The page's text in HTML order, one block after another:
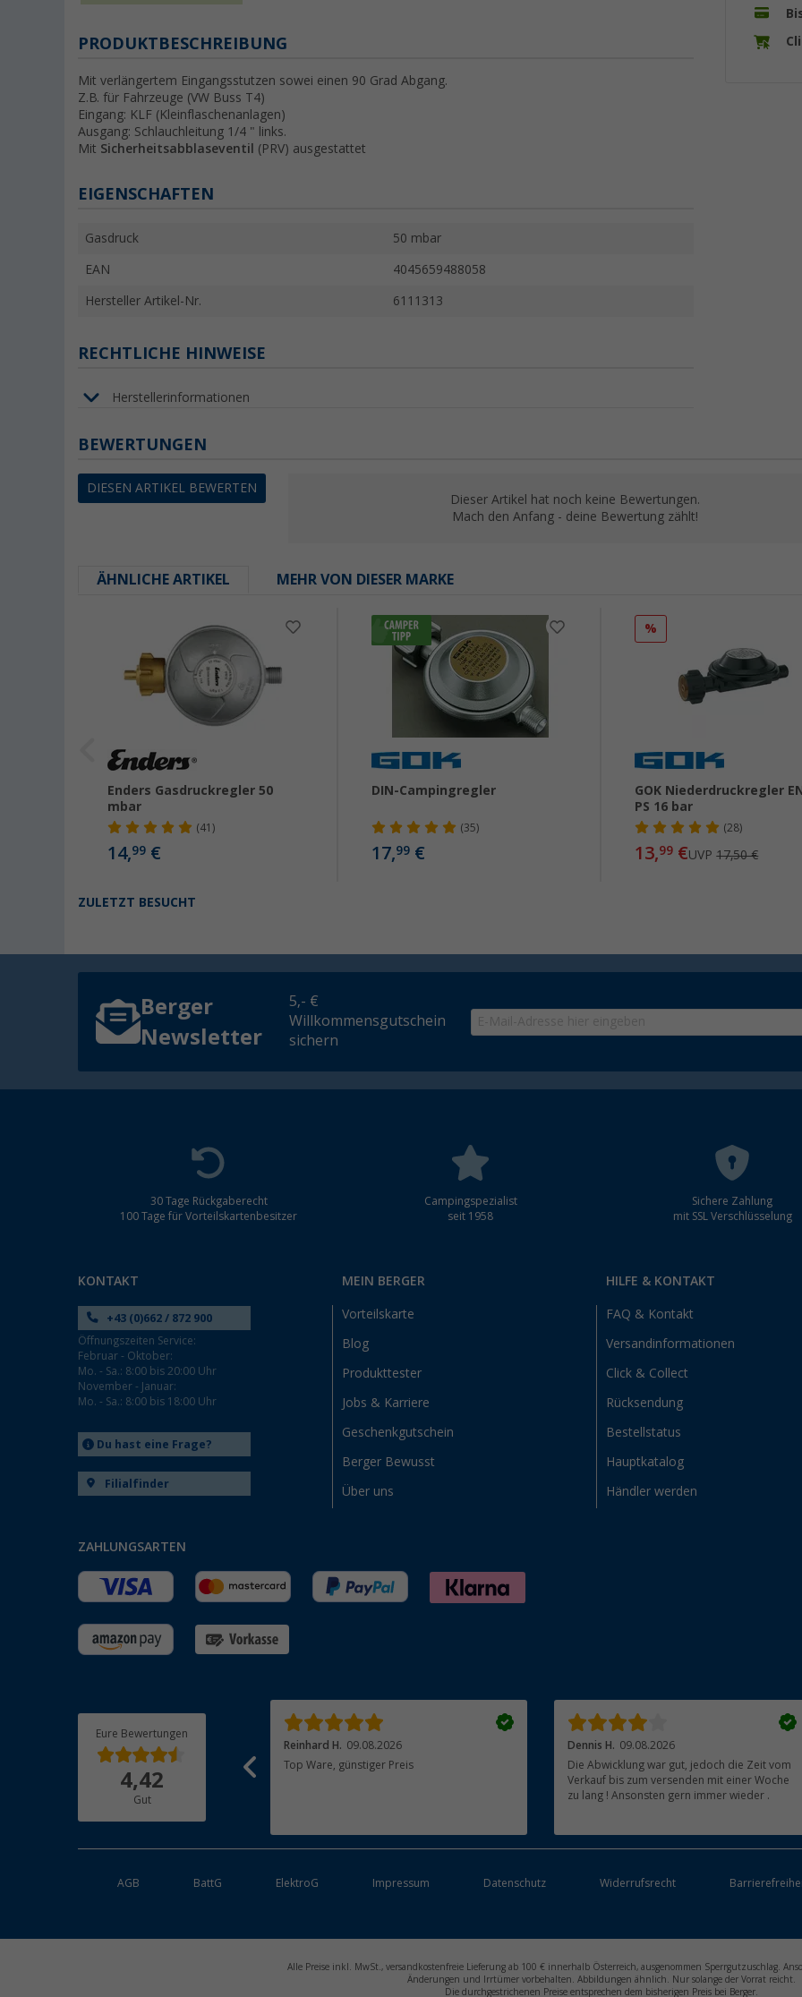
PRODUKTBESCHREIBUNG
Mit verlängertem Eingangsstutzen sowei einen 90 Grad Abgang.
Z.B. für Fahrzeuge (VW Buss T4)
Eingang: KLF (Kleinflaschenanlagen)
Ausgang: Schlauchleitung 1/4 " links.
Mit Sicherheitsabblaseventil (PRV) ausgestattet
EIGENSCHAFTEN
Gasdruck 50 mbar
EAN 4045659488058
Hersteller Artikel-Nr. 6111313
RECHTLICHE HINWEISE
Herstellerinformationen
BEWERTUNGEN
DIESEN ARTIKEL BEWERTEN
Dieser Artikel hat noch keine Bewertungen.
Mach den Anfang - deine Bewertung zählt!
ÄHNLICHE ARTIKEL MEHR VON DIESER MARKE
Enders Gasdruckregler 50
mbar
(41)
14,99 €
DIN-Campingregler
(35)
17,99€
%
GOK Niederdruckregler
PS 16 bar
(28)
13,99 €UVP17,50 €
ZULETZT BESUCHT
Berger
Newsletter
5,- €
Willkommensgutschein
sichern
30 Tage Rückgaberecht
100 Tage für Vorteilskartenbesitzer
Campingspezialist
seit 1958
Sichere Zahlung
mit SSL Verschlüsselung
KONTAKT
+43 (0)662 / 872 900
Öffnungszeiten Service:
Februar - Oktober:
Mo. - Sa.: 8:00 bis 20:00 Uhr
November - Januar:
Mo. - Sa.: 8:00 bis 18:00 Uhr
Du hast eine Frage?
Filialfinder
MEIN BERGER
Vorteilskarte
Blog
Produkttester
Jobs & Karriere
Geschenkgutschein
Berger Bewusst
Über uns
HILFE & KONTAKT
FAQ & Kontakt
Versandinformationen
Click & Collect
Rücksendung
Bestellstatus
Hauptkatalog
Händler werden
ZAHLUNGSARTEN
Eure Bewertungen
4,42
Gut
Ich habe alles zufriedenstellend bekommen,
habe es aber noch nicht aufgebaut und
probiert, weil ich erst morgen in den Urlaub
Reinhard H. 09.08.2026
Top Ware, günstiger Preis
Dennis H. 09.08.2026
Die Abwicklung war gut, jedoch die Zeit vom
Verkauf bis zum versenden mit einer Woche
zu lang ! Ansonsten gern immer wieder .
AGB BattG ElektroG Impressum Datenschutz Widerrufsrecht
Alle Preise inkl. MwSt., versandkostenfreie Lieferung ab 100 € innerhalb Österreich, ausgenommen Sperrgutzuschlag.
Änderungen und Irrtümer vorbehalten. Abbildungen ähnlich. Nur solange der Vorrat reicht.
Die durchgestrichenen Preise entsprechen dem bisherigen Preis bei Berger.